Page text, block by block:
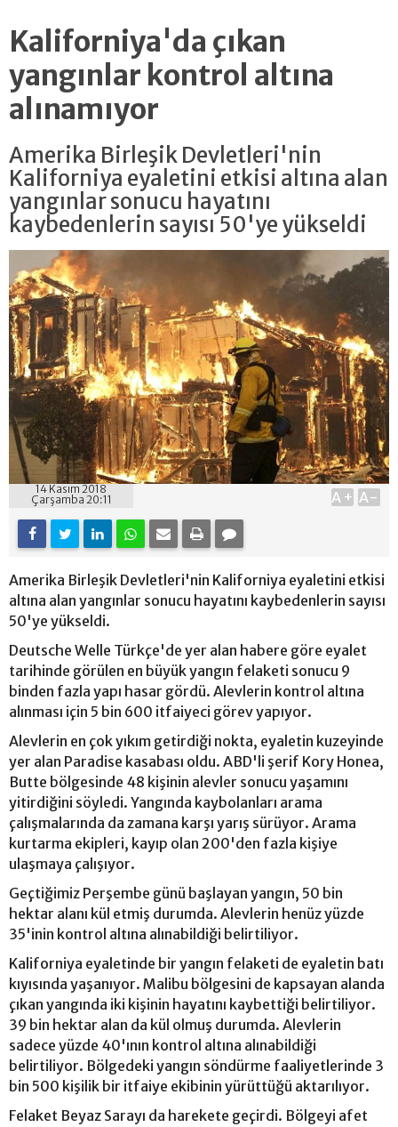
Kaliforniya'da çıkan
yangınlar kontrol altına
alınamıyor
Amerika Birleşik Devletleri'nin
Kaliforniya eyaletini etkisi altına alan
yangınlar sonucu hayatını
kaybedenlerin sayısı 50'ye yükseldi
14 Kasım 2018
Çarşamba 20:11
A+ A-
Amerika Birleşik Devletleri'nin Kaliforniya eyaletini etkisi
altına alan yangınlar sonucu hayatını kaybedenlerin sayısı
50'ye yükseldi.
Deutsche Welle Türkçe'de yer alan habere göre eyalet
tarihinde görülen en büyük yangın felaketi sonucu 9
binden fazla yapı hasar gördü. Alevlerin kontrol altına
alınması için 5 bin 600 itfaiyeci görev yapıyor.
Alevlerin en çok yıkım getirdiği nokta, eyaletin kuzeyinde
yer alan Paradise kasabası oldu. ABD'li şerif Kory Honea,
Butte bölgesinde 48 kişinin alevler sonucu yaşamını
yitirdiğini söyledi. Yangında kaybolanları arama
çalışmalarında da zamana karşı yarış sürüyor. Arama
kurtarma ekipleri, kayıp olan 200'den fazla kişiye
ulaşmaya çalışıyor.
Geçtiğimiz Perşembe günü başlayan yangın, 50 bin
hektar alanı kül etmiş durumda. Alevlerin henüz yüzde
35'inin kontrol altına alınabildiği belirtiliyor.
Kaliforniya eyaletinde bir yangın felaketi de eyaletin batı
kıyısında yaşanıyor. Malibu bölgesini de kapsayan alanda
çıkan yangında iki kişinin hayatını kaybettiği belirtiliyor.
39 bin hektar alan da kül olmuş durumda. Alevlerin
sadece yüzde 40'ının kontrol altına alınabildiği
belirtiliyor. Bölgedeki yangın söndürme faaliyetlerinde 3
bin 500 kişilik bir itfaiye ekibinin yürüttüğü aktarılıyor.
Felaket Beyaz Sarayı da harekete geçirdi. Bölgeyi afet